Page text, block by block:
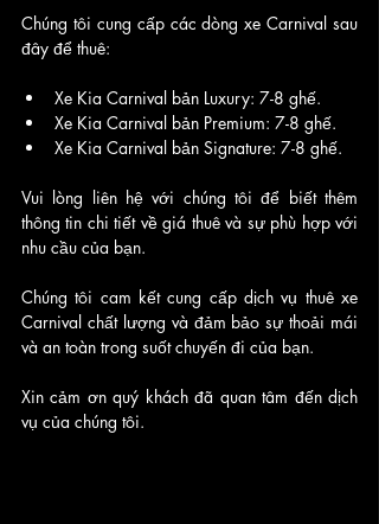
Chúng tôi cung cấp các dòng xe Carnival sau
đây để thuê:
Xe Kia Carnival bản Luxury: 7-8 ghế.
Xe Kia Carnival bản Premium: 7-8 ghế.
Xe Kia Carnival bản Signature: 7-8 ghế.
Vui lòng liên hệ với chúng tôi để biết thêm
thông tin chi tiết về giá thuê và sự phù hợp với
nhu cầu của bạn.
Chúng tôi cam kết cung cấp dịch vụ thuê xe
Carnival chất lượng và đảm bảo sự thoải mái
và an toàn trong suốt chuyến đi của bạn.
Xin cảm ơn quý khách đã quan tâm đến dịch
vụ của chúng tôi.